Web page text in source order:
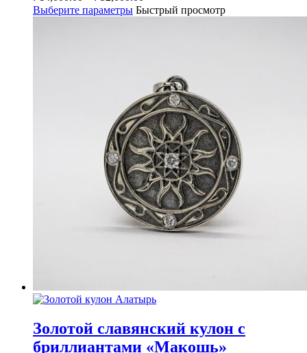
Выберите параметры Быстрый просмотр
Золотой славянский кулон с
бриллиантами «Макошь»